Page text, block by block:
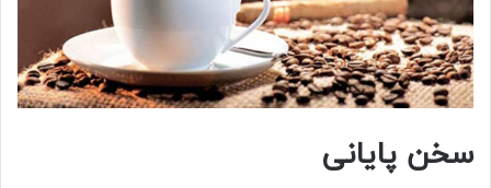
سخن پایانی